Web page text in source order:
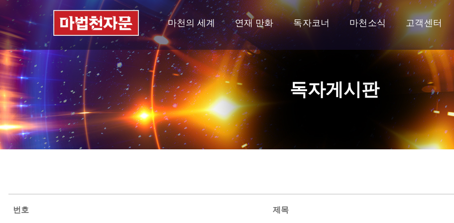
마천의 세계 연재 만화 독자코너 마천소식 고객센터
독자게시판
번호 제목